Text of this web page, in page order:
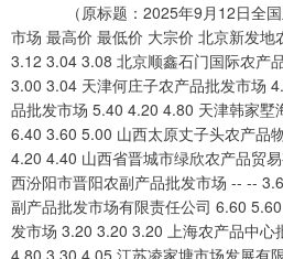
（原标题：2025年9月12日全
市场 最高价 最低价 大宗价 北京新发
3.12 3.04 3.08 北京顺鑫石门国际农产
3.00 3.04 天津何庄子农产品批发市场
品批发市场 5.40 4.20 4.80 天津韩家墅
6.40 3.60 5.00 山西太原丈子头农产品
4.20 4.40 山西省晋城市绿欣农产品贸
西汾阳市晋阳农副产品批发市场 -- --
副产品批发市场有限责任公司 6.60
发市场 3.20 3.20 3.20 上海农产品中心